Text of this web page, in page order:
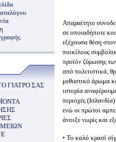
ΓΙΑΤΡΟ ΣΑΣ
Απαραίτητο
σε οποιαδήποτε
εξέχουσα θέση
ποικίλους
προϊόν ζύμωσης
από πολιτιστικά,
μεθυστικό άρωμα
ιστορία
περιοχές
ενώ οι πρώτοι
άνοιξε νωρίς και
• Το καλό κρασί